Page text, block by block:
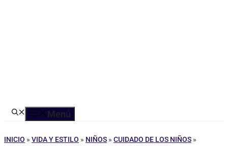
Menú
INICIO » VIDA Y ESTILO » NIÑOS » CUIDADO DE LOS NIÑOS »